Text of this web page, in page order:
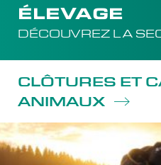
ÉLEVAGE
DÉCOUVREZ LA
CLÔTURES ET
ANIMAUX